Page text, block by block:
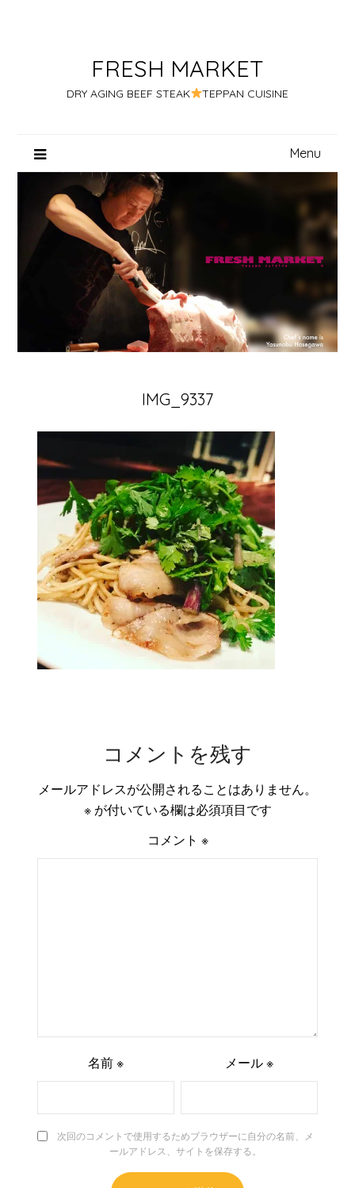
FRESH MARKET
DRY AGING BEEF STEAK TEPPAN CUISINE
Menu
IMG_9337
コメントを残す
メールアドレスが公開されることはありません。
※が付いている欄は必須項目です
コメント ※
名前※ メール ※
次回のコメントで使用するためブラウザーに自分の名前、メ
ールアドレス、サイトを保存する。